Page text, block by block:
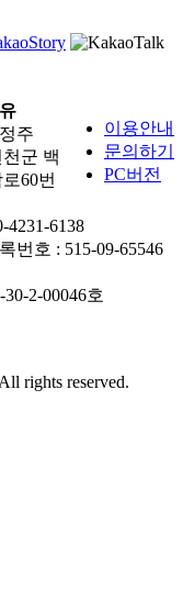
이용안내
문의하기
PC버전
주
군 백
60번
4231-6138
번호 : 515-09-65546
2-00046호
All rights reserved.